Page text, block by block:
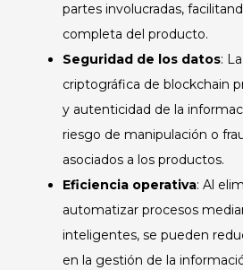
partes involucradas,
completa del producto.
Seguridad de los datos:
criptográfica de blockchain
y autenticidad de la
riesgo de manipulación o
asociados a los productos.
Eficiencia operativa: Al
automatizar procesos
inteligentes, se pueden
en la gestión de la